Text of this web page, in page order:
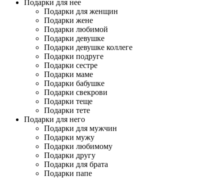
Подарки для нее
Подарки для женщин
Подарки жене
Подарки любимой
Подарки девушке
Подарки девушке коллеге
Подарки подруге
Подарки сестре
Подарки маме
Подарки бабушке
Подарки свекрови
Подарки теще
Подарки тете
Подарки для него
Подарки для мужчин
Подарки мужу
Подарки любимому
Подарки другу
Подарки для брата
Подарки папе